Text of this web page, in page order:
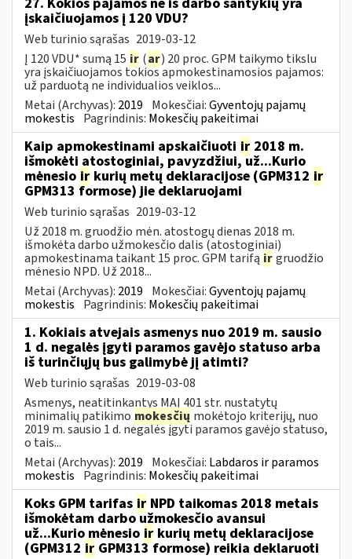
įskaičiuojamos į 120 VDU?
Web turinio sąrašas 2019-03-12
Į 120 VDU* sumą 15 ir (ar) 20 proc. GPM taikymo tikslu
yra įskaičiuojamos tokios apmokestinamosios pajamos:
už parduotą ne individualios veiklos...
Metai (Archyvas): 2019 Mokesčiai:Gyventojų pajamų
mokestis Pagrindinis: Mokesčių pakeitimai
Kaip apmokestinami apskaičiuoti ir 2018 m.
išmokėti atostoginiai, pavyzdžiui, už...Kurio
mėnesio ir kurių metų deklaracijose (GPM312 ir
GPM313 formose) jie deklaruojami
Web turinio sąrašas 2019-03-12
Už 2018 m. gruodžio mėn. atostogų dienas 2018 m.
išmokėta darbo užmokesčio dalis (atostoginiai)
apmokestinama taikant 15 proc. GPM tarifą irgruodžio
mėnesio NPD. Už 2018...
Metai (Archyvas): 2019 Mokesčiai:Gyventojų pajamų
mokestis Pagrindinis: Mokesčių pakeitimai
1. Kokiais atvejais asmenys nuo 2019 m. sausio
1 d. negalės įgyti paramos gavėjo statuso arba
iš turinčiųjų bus galimybė jį atimti?
Web turinio sąrašas 2019-03-08
Asmenys, neatitinkantys MAĮ 401 str. nustatytų
minimalių patikimo mokesčių mokėtojo kriterijų, nuo
2019 m. sausio 1 d. negalės įgyti paramos gavėjo statuso,
o tais...
Metai (Archyvas): 2019 Mokesčiai: Labdaros ir paramos
mokestis Pagrindinis: Mokesčių pakeitimai
Koks GPM tarifas ir NPD taikomas 2018 metais
išmokėtam darbo užmokesčio avansui
už...Kurio mėnesio ir kurių metų deklaracijose
(GPM312 ir GPM313 formose) reikia deklaruoti